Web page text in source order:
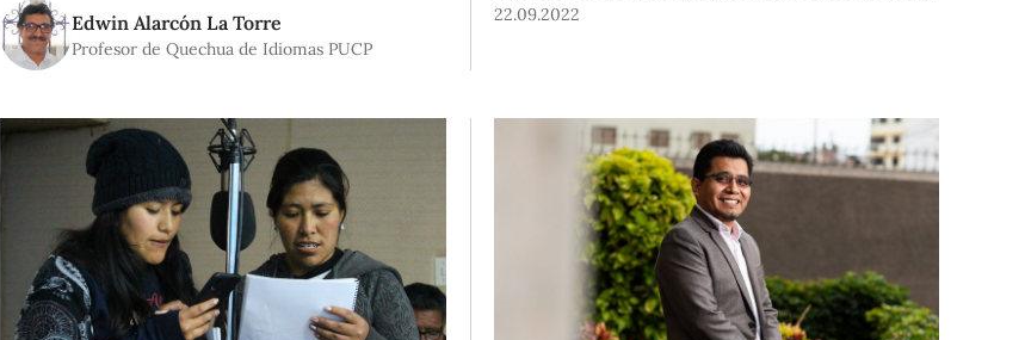
importancia e ineludible al momento de
comprender al Perú como país único, con
identidad propia y alta trascendencia, muchas
Edwin Alarcón La Torre
Profesor de Quechua de Idiomas PUCP
la oferta de espacios de discusión en quechua en
22.09.2022